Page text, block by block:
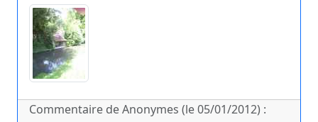
Commentaire de Anonymes (le 05/01/2012) :